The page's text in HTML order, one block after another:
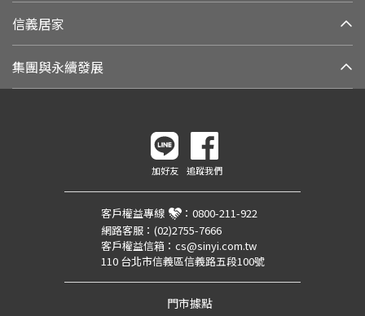
信義居家
集團與永續發展
加好友 追蹤我們
客戶權益專線 ： 0800-211-922
網路客服： (02)2755-7666
客戶權益信箱： cs@sinyi.com.tw
110 台北市信義區信義路五段100號
門市據點